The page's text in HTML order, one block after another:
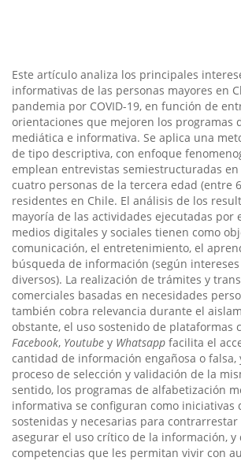
Este artículo analiza los principales
informativas de las personas mayores en
pandemia por COVID-19, en función de
orientaciones que mejoren los programas
mediática e informativa. Se aplica una
de tipo descriptiva, con enfoque
emplean entrevistas semiestructuradas
cuatro personas de la tercera edad (entre
residentes en Chile. El análisis de los
mayoría de las actividades ejecutadas por
medios digitales y sociales tienen como
comunicación, el entretenimiento, el
búsqueda de información (según
diversos). La realización de trámites y
comerciales basadas en necesidades
también cobra relevancia durante el
obstante, el uso sostenido de plataformas
Facebook, Youtube y Whatsapp facilita el
cantidad de información engañosa o falsa,
proceso de selección y validación de la
sentido, los programas de alfabetización
informativa se configuran como iniciativas
sostenidas y necesarias para
asegurar el uso crítico de la información,
competencias que les permitan vivir con